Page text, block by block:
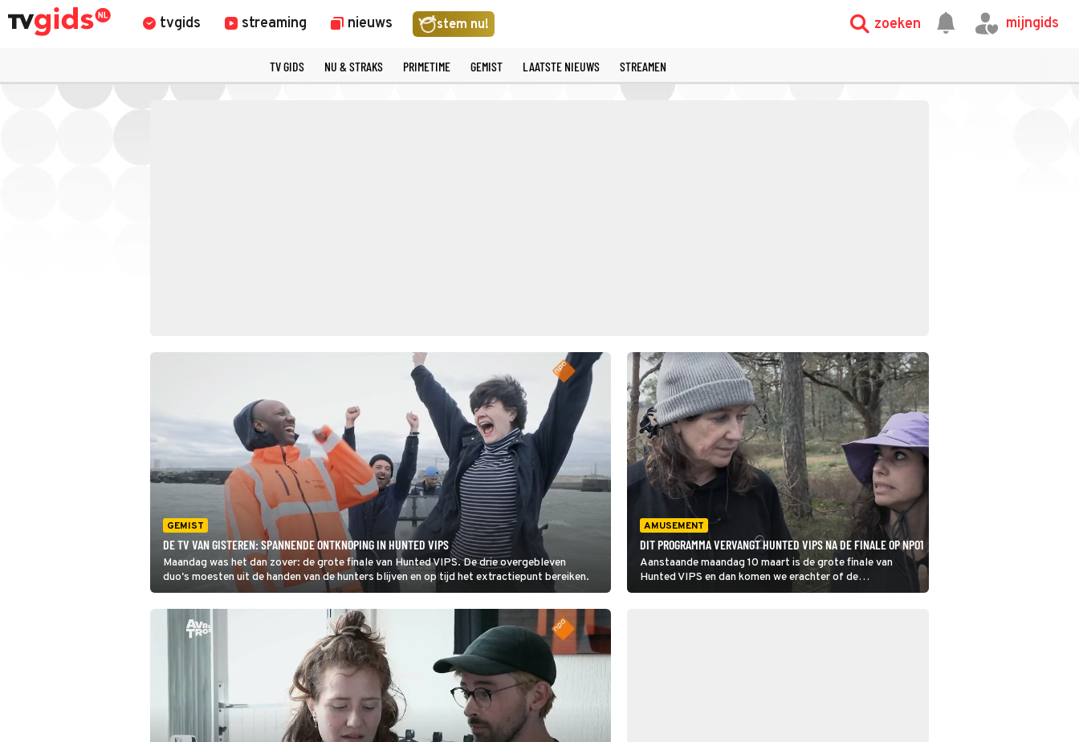
tvgids streaming nieuws stem nu! zoeken mijngids
TV GIDS NU & STRAKS PRIMETIME GEMIST LAATSTE NIEUWS STREAMEN
GEMIST
DE TV VAN GISTEREN: SPANNENDE ONTKNOPING IN HUNTED VIPS
Maandag was het dan zover: de grote finale van Hunted VIPS. De drie overgebleven
duo's moesten uit de handen van de hunters blijven en op tijd het extractiepunt bereiken.
AMUSEMENT
DIT PROGRAMMA VERVANGT HUNTED VIPS NA DE FINALE OP NPO1
Aanstaande maandag 10 maart is de grote finale van
Hunted VIPS en dan komen we erachter of de
voortvluchtigen uit handen blijven van de hunters. Maar